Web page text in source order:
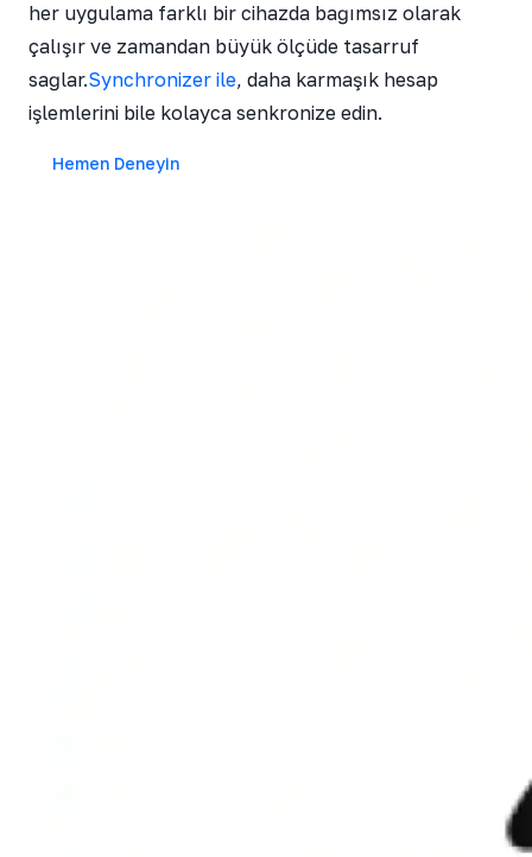
her uygulama farklı bir cihazda bağımsız olarak
çalışır ve zamandan büyük ölçüde tasarruf
sağlar.Synchronizer ile, daha karmaşık hesap
işlemlerini bile kolayca senkronize edin.
Hemen Deneyin